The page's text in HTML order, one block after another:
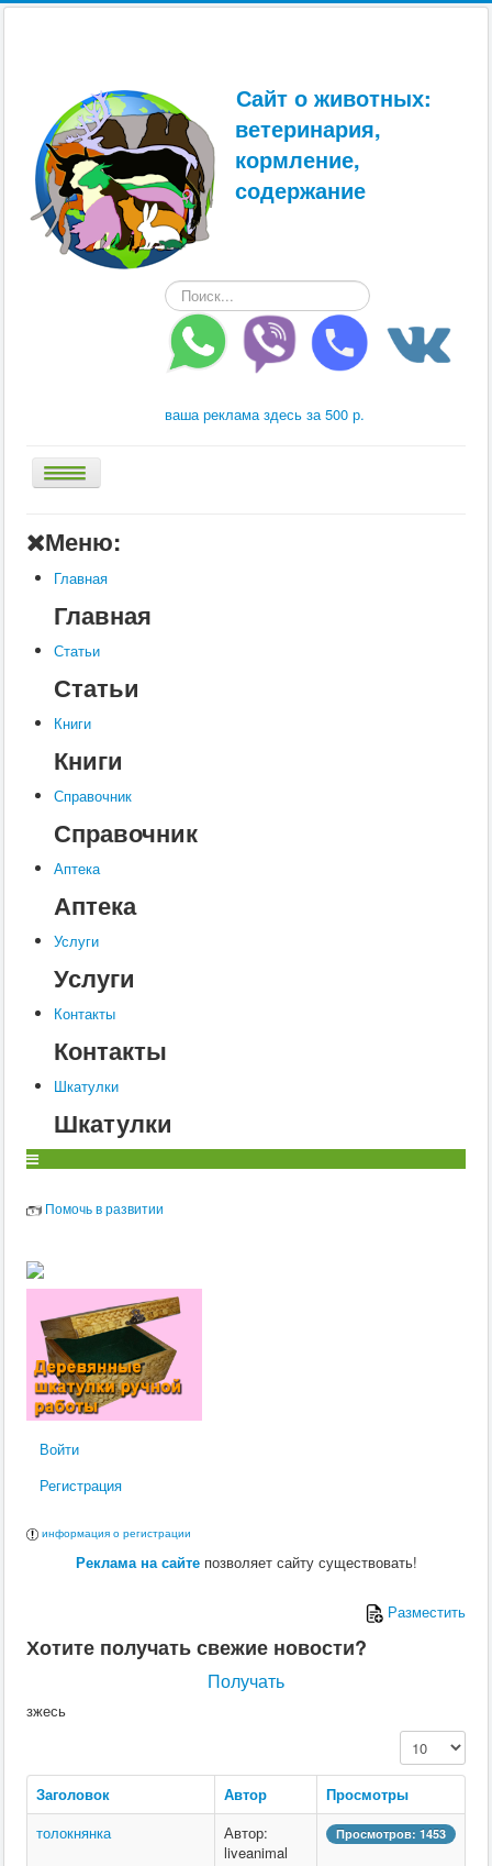
Сайт о животных:
ветеринария,
кормление,
содержание
Искать...
ваша реклама здесь за 500 р.
Книги
Услуги
Контакты
Шкатулки
Меню:
Главная
Главная
Статьи
Статьи
Книги
Книги
Справочник
Справочник
Аптека
Аптека
Услуги
Услуги
Контакты
Контакты
Шкатулки
Шкатулки
Помочь в развитии
Войти
Регистрация
информация о регистрации
Реклама на сайтепозволяет сайту существовать!
Разместить
Хотите получать свежие новости?
Получать
зжесь
Кол-во строк:
Заголовок Автор
Просмотры
толокнянка
Автор:
liveanimal
Просмотров: 1453